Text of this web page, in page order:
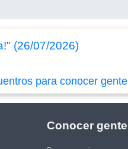
(26/07/2026)
para conocer gente
Conocer gente